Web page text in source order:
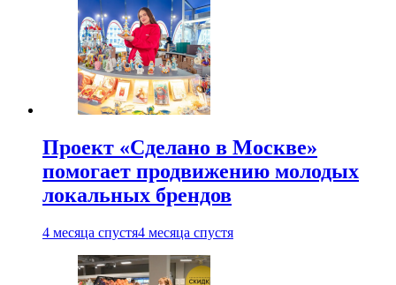
Проект «Сделано в Москве»
помогает продвижению молодых
локальных брендов
4 месяца спустя4 месяца спустя